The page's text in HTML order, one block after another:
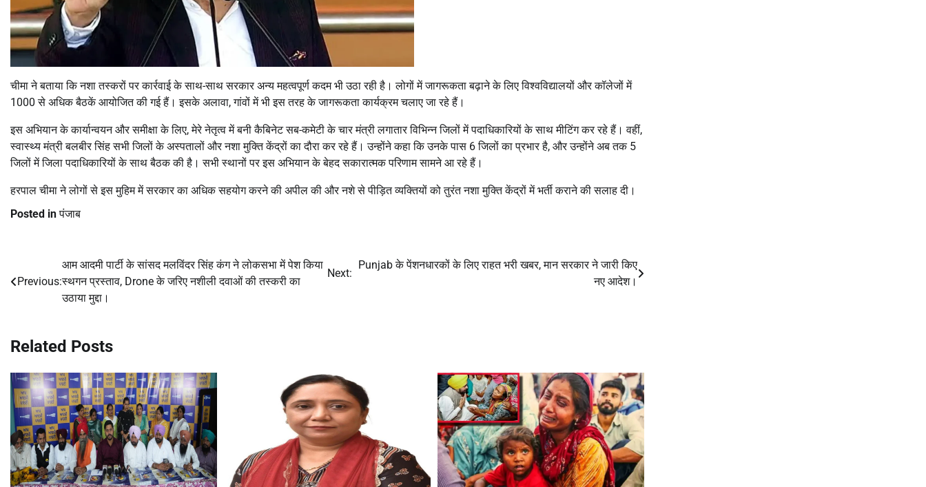
चीमा ने बताया कि नशा तस्करों पर कार्रवाई के साथ-साथ सरकार अन्य महत्वपूर्ण कदम भी उठा रही है। लोगों में जागरूकता बढ़ाने के लिए विश्वविद्यालयों और कॉलेजों में
1000 से अधिक बैठकें आयोजित की गई हैं। इसके अलावा, गांवों में भी इस तरह के जागरूकता कार्यक्रम चलाए जा रहे हैं।
इस अभियान के कार्यान्वयन और समीक्षा के लिए, मेरे नेतृत्व में बनी कैबिनेट सब-कमेटी के चार मंत्री लगातार विभिन्न जिलों में पदाधिकारियों के साथ मीटिंग कर रहे हैं। वहीं,
स्वास्थ्य मंत्री बलबीर सिंह सभी जिलों के अस्पतालों और नशा मुक्ति केंद्रों का दौरा कर रहे हैं। उन्होंने कहा कि उनके पास 6 जिलों का प्रभार है, और उन्होंने अब तक 5
जिलों में जिला पदाधिकारियों के साथ बैठक की है। सभी स्थानों पर इस अभियान के बेहद सकारात्मक परिणाम सामने आ रहे हैं।
हरपाल चीमा ने लोगों से इस मुहिम में सरकार का अधिक सहयोग करने की अपील की और नशे से पीड़ित व्यक्तियों को तुरंत नशा मुक्ति केंद्रों में भर्ती कराने की सलाह दी।
Posted inपंजाब
navigation
Previous:
आम आदमी पार्टी के सांसद मलविंदर सिंह कंग ने लोकसभा में पेश किया
स्थगन प्रस्ताव, Drone के जरिए नशीली दवाओं की तस्करी का
उठाया मुद्दा।
Next:
Punjab के पेंशनधारकों के लिए राहत भरी खबर, मान सरकार ने जारी किए
नए आदेश।
Related Posts